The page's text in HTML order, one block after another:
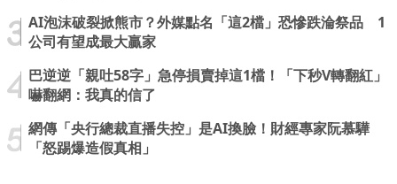
AI泡沫破裂掀熊市？外媒點名「這2檔」恐慘跌淪祭品 1
公司有望成最大贏家
巴逆逆「親吐58字」急停損賣掉這1檔！「下秒V轉翻紅」
嚇翻網：我真的信了
網傳「央行總裁直播失控」是AI換臉！財經專家阮慕驊
「怒踢爆造假真相」